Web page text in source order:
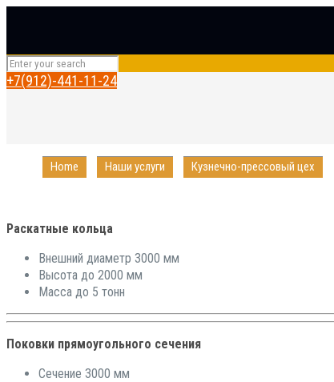
+7(912)-441-11-24
Home Наши услуги Кузнечно-прессовый цех
Раскатные кольца
Внешний диаметр 3000 мм
Высота до 2000 мм
Масса до 5 тонн
Поковки прямоугольного сечения
Сечение 3000 мм